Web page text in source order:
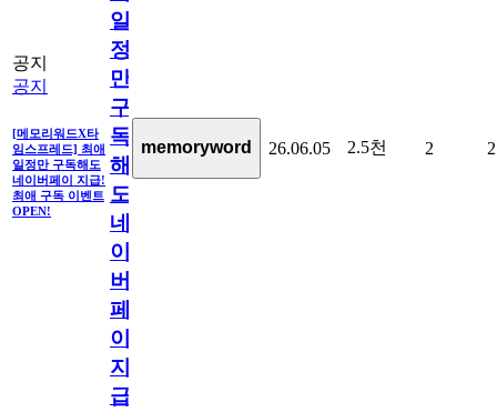
공지
공지
[메모리워드X타
임스프레드] 최애
일정만 구독해도
네이버페이 지급!
최애 구독 이벤트
OPEN!
일
정
만
구
독
해
도
네
이
버
페
이
지
급!
memoryword 26.06.05 2.5천 2 2